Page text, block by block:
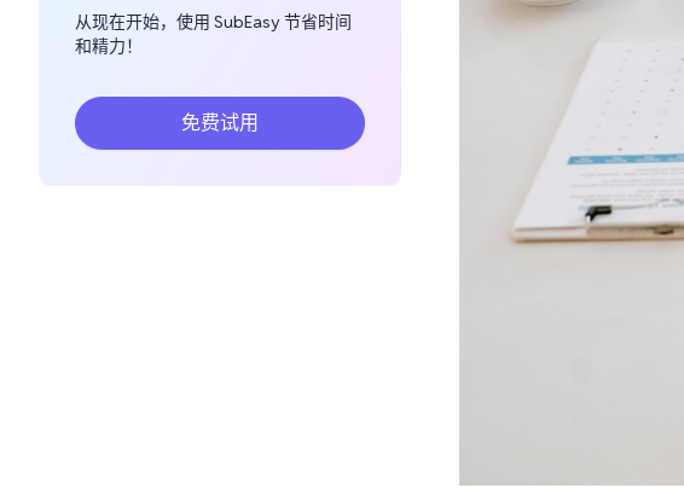
从现在开始，使用 SubEasy 节省时间
和精力！
免费试用